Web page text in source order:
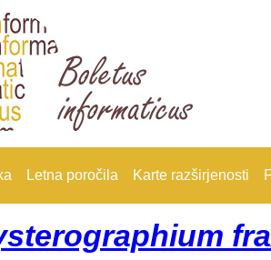
Letna poročila Karte razširjenosti